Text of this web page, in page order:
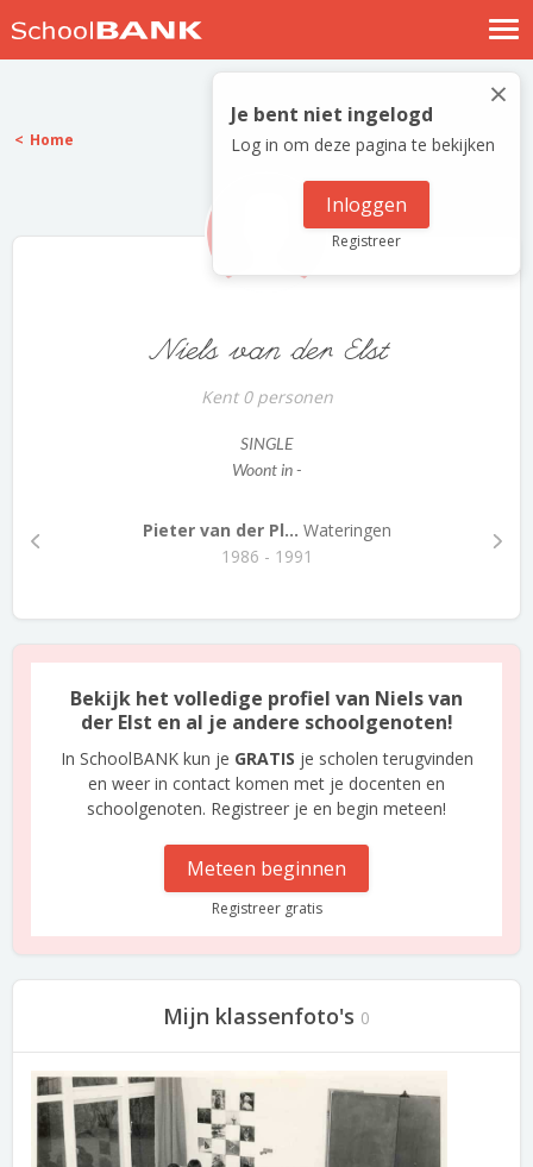
Nostalgische verhalen
Log in
Meld je gratis aan
×
Je bent niet ingelogd
Log in om deze pagina te bekijken
Inloggen
Registreer
Home
Niels van der Elst
Kent 0 personen
SINGLE
Woont in -
Pieter van der Pl... Wateringen
1986 - 1991
Bekijk het volledige profiel van Niels van
der Elst en al je andere schoolgenoten!
In SchoolBANK kun je GRATIS je scholen terugvinden
en weer in contact komen met je docenten en
schoolgenoten. Registreer je en begin meteen!
Meteen beginnen
Registreer gratis
Mijn klassenfoto's 0